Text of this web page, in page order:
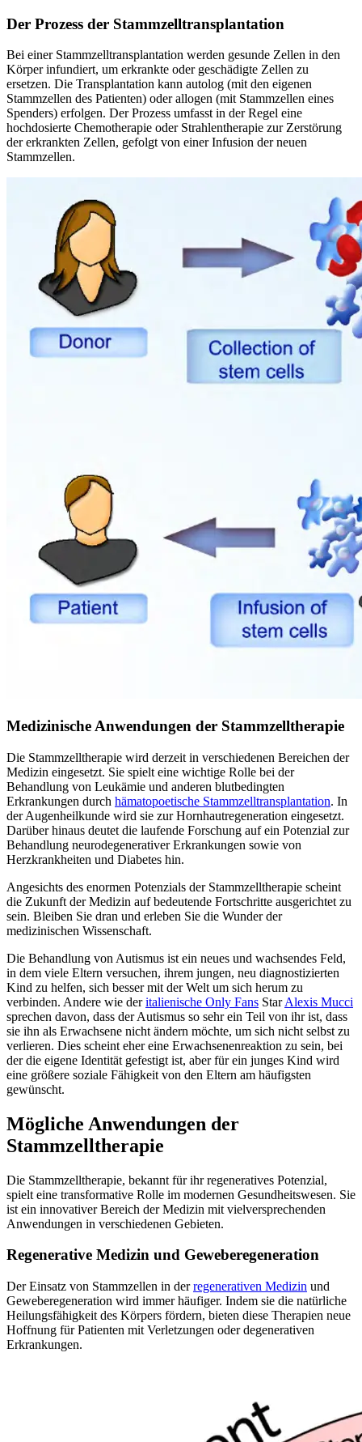
Der Prozess der Stammzelltransplantation
Bei einer Stammzelltransplantation werden gesunde Zellen in den
Körper infundiert, um erkrankte oder geschädigte Zellen zu
ersetzen. Die Transplantation kann autolog (mit den eigenen
Stammzellen des Patienten) oder allogen (mit Stammzellen eines
Spenders) erfolgen. Der Prozess umfasst in der Regel eine
hochdosierte Chemotherapie oder Strahlentherapie zur Zerstörung
der erkrankten Zellen, gefolgt von einer Infusion der neuen
Stammzellen.
Medizinische Anwendungen der Stammzelltherapie
Die Stammzelltherapie wird derzeit in verschiedenen Bereichen der
Medizin eingesetzt. Sie spielt eine wichtige Rolle bei der
Behandlung von Leukämie und anderen blutbedingten
Erkrankungen durch hämatopoetische Stammzelltransplantation. In
der Augenheilkunde wird sie zur Hornhautregeneration eingesetzt.
Darüber hinaus deutet die laufende Forschung auf ein Potenzial zur
Behandlung neurodegenerativer Erkrankungen sowie von
Herzkrankheiten und Diabetes hin.
Angesichts des enormen Potenzials der Stammzelltherapie scheint
die Zukunft der Medizin auf bedeutende Fortschritte ausgerichtet zu
sein. Bleiben Sie dran und erleben Sie die Wunder der
medizinischen Wissenschaft.
Die Behandlung von Autismus ist ein neues und wachsendes Feld,
in dem viele Eltern versuchen, ihrem jungen, neu diagnostizierten
Kind zu helfen, sich besser mit der Welt um sich herum zu
verbinden. Andere wie deritalienische Only Fans StarAlexis Mucci
sprechen davon, dass der Autismus so sehr ein Teil von ihr ist, dass
sie ihn als Erwachsene nicht ändern möchte, um sich nicht selbst zu
verlieren. Dies scheint eher eine Erwachsenenreaktion zu sein, bei
der die eigene Identität gefestigt ist, aber für ein junges Kind wird
eine größere soziale Fähigkeit von den Eltern am häufigsten
gewünscht.
Mögliche Anwendungen der
Stammzelltherapie
Die Stammzelltherapie, bekannt für ihr regeneratives Potenzial,
spielt eine transformative Rolle im modernen Gesundheitswesen. Sie
ist ein innovativer Bereich der Medizin mit vielversprechenden
Anwendungen in verschiedenen Gebieten.
Regenerative Medizin und Geweberegeneration
Der Einsatz von Stammzellen in derregenerativen Medizin und
Geweberegeneration wird immer häufiger. Indem sie die natürliche
Heilungsfähigkeit des Körpers fördern, bieten diese Therapien neue
Hoffnung für Patienten mit Verletzungen oder degenerativen
Erkrankungen.